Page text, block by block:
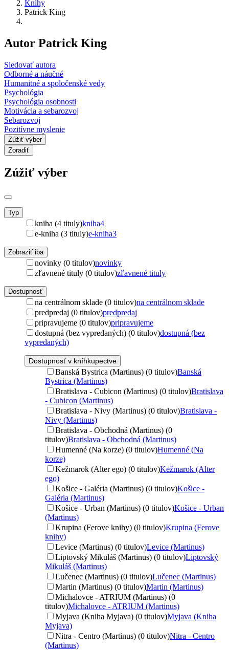
Knihy
Patrick King
Autor Patrick King
Sledovať autora
Odborné a náučné
Humanitné a spoločenské vedy
Psychológia
Psychológia osobnosti
Motivácia a sebarozvoj
Sebarozvoj
Pozitívne myslenie
Zúžiť výber
Zoradiť
Zúžiť výber
Typ
kniha (4 tituly)kniha4
e-kniha (3 tituly)e-kniha3
Zobraziť iba
novinky (0 titulov)novinky
zľavnené tituly (0 titulov)zľavnené tituly
Dostupnosť
na centrálnom sklade (0 titulov)na centrálnom sklade
predpredaj (0 titulov)predpredaj
pripravujeme (0 titulov)pripravujeme
dostupná (bez vypredaných) (0 titulov)dostupná (bez
vypredaných)
Dostupnosť v kníhkupectve
Banská Bystrica (Martinus) (0 titulov)Banská
Bystrica (Martinus)
Bratislava - Cubicon (Martinus) (0 titulov)Bratislava
- Cubicon (Martinus)
Bratislava - Nivy (Martinus) (0 titulov)Bratislava -
Nivy (Martinus)
Bratislava - Obchodná (Martinus) (0
titulov)Bratislava - Obchodná (Martinus)
Humenné (Na korze) (0 titulov)Humenné (Na
korze)
Kežmarok (Alter ego) (0 titulov)Kežmarok (Alter
ego)
Košice - Galéria (Martinus) (0 titulov)Košice -
Galéria (Martinus)
Košice - Urban (Martinus) (0 titulov)Košice - Urban
(Martinus)
Krupina (Ferove knihy) (0 titulov)Krupina (Ferove
knihy)
Levice (Martinus) (0 titulov)Levice (Martinus)
Liptovský Mikuláš (Martinus) (0 titulov)Liptovský
Mikuláš (Martinus)
Lučenec (Martinus) (0 titulov)Lučenec (Martinus)
Martin (Martinus) (0 titulov)Martin (Martinus)
Michalovce - ATRIUM (Martinus) (0
titulov)Michalovce - ATRIUM (Martinus)
Myjava (Kniha Myjava) (0 titulov)Myjava (Kniha
Myjava)
Nitra - Centro (Martinus) (0 titulov)Nitra - Centro
(Martinus)